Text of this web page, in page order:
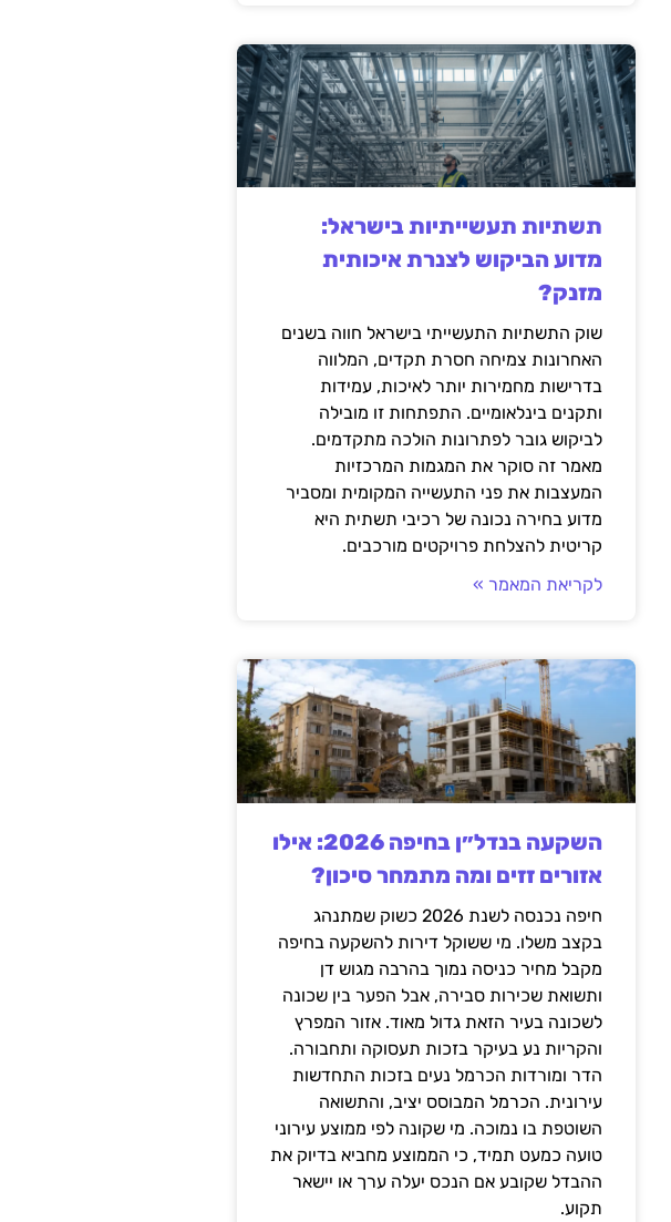
תשתיות תעשייתיות בישראל:
מדוע הביקוש לצנרת איכותית
מזנק?
שוק התשתיות התעשייתי בישראל חווה בשנים
האחרונות צמיחה חסרת תקדים, המלווה
בדרישות מחמירות יותר לאיכות, עמידות
ותקנים בינלאומיים. התפתחות זו מובילה
לביקוש גובר לפתרונות הולכה מתקדמים.
מאמר זה סוקר את המגמות המרכזיות
המעצבות את פני התעשייה המקומית ומסביר
מדוע בחירה נכונה של רכיבי תשתית היא
קריטית להצלחת פרויקטים מורכבים.
לקריאת המאמר »
השקעה בנדל״ן בחיפה 2026: אילו
אזורים זזים ומה מתמחר סיכון?
חיפה נכנסה לשנת 2026 כשוק שמתנהג
בקצב משלו. מי ששוקל דירות להשקעה בחיפה
מקבל מחיר כניסה נמוך בהרבה מגוש דן
ותשואת שכירות סבירה, אבל הפער בין שכונה
לשכונה בעיר הזאת גדול מאוד. אזור המפרץ
והקריות נע בעיקר בזכות תעסוקה ותחבורה.
הדר ומורדות הכרמל נעים בזכות התחדשות
עירונית. הכרמל המבוסס יציב, והתשואה
השוטפת בו נמוכה. מי שקונה לפי ממוצע עירוני
טועה כמעט תמיד, כי הממוצע מחביא בדיוק את
ההבדל שקובע אם הנכס יעלה ערך או יישאר
תקוע.